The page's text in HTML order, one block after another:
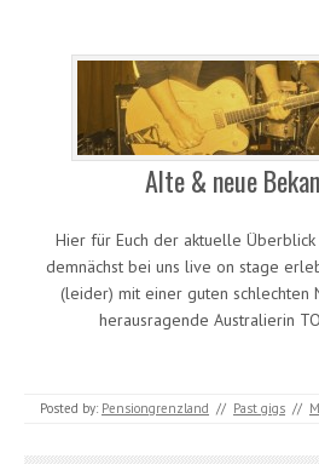
Alte & neue
Hier für Euch der aktuelle
demnächst bei uns live on stage
(leider) mit einer guten schlechten
herausragende Australierin
Posted by: Pensiongrenzland // Past gigs //